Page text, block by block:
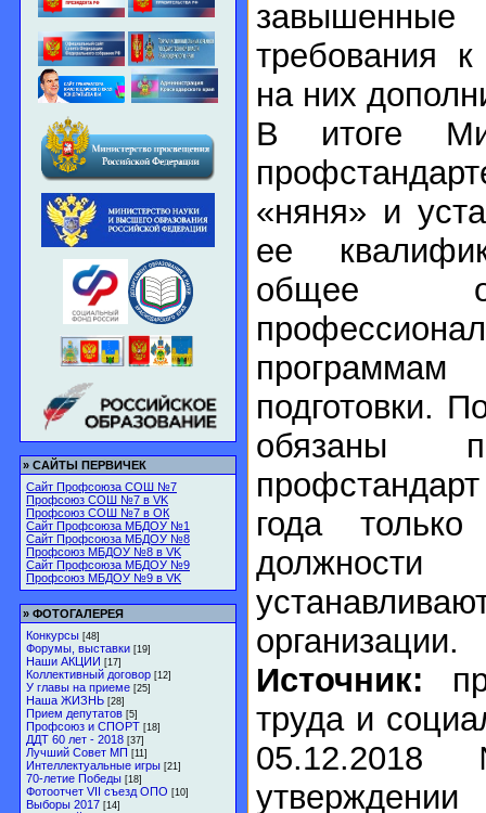
» САЙТЫ ПЕРВИЧЕК
Сайт Профсоюза СОШ №7
Профсоюз СОШ №7 в VK
Профсоюз СОШ №7 в ОК
Сайт Профсоюза МБДОУ №1
Сайт Профсоюза МБДОУ №8
Профсоюз МБДОУ №8 в VK
Сайт Профсоюза МБДОУ №9
Профсоюз МБДОУ №9 в VK
» ФОТОГАЛЕРЕЯ
Конкурсы [48]
Форумы, выставки [19]
Наши АКЦИИ [17]
Коллективный договор [12]
У главы на приеме [25]
Наша ЖИЗНЬ [28]
Прием депутатов [5]
Профсоюз и СПОРТ [18]
ДДТ 60 лет - 2018 [37]
Лучший Совет МП [11]
Интеллектуальные игры [21]
70-летие Победы [18]
Фотоотчет VII съезд ОПО [10]
Выборы 2017 [14]
завышенные
требования
на них
В итоге
«няня» и
ее
общее
программам
подготовки.
обязаны
года
организации.
Источник:
труда и
утверждении